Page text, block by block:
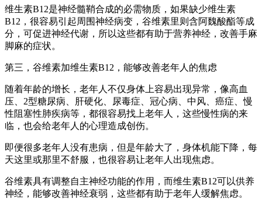
维生素B12是神经髓鞘合成的必需物质，如果缺少维生素
B12，很容易引起周围神经病变，谷维素里则含阿魏酸酯等成
分，可促进神经代谢，所以这些都有助于营养神经，改善手麻
脚麻的症状。
第三，谷维素加维生素B12，能够改善老年人的焦虑
随着年龄的增长，老年人不仅身体上容易出现异常，像高血
压、2型糖尿病、肝硬化、尿毒症、冠心病、中风、癌症、慢
性阻塞性肺疾病等，都很容易找上老年人，这些慢性病的来
临，也会给老年人的心理造成创伤。
即便很多老年人没有患病，但是年龄大了，身体机能下降，每
天这里或那里不舒服，也很容易让老年人出现焦虑。
谷维素具有调整自主神经功能的作用，而维生素B12可以供养
神经，能够改善神经衰弱，这些都有助于老年人缓解焦虑。